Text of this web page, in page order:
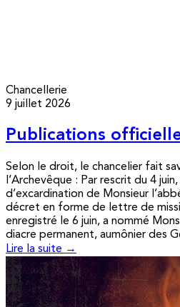
Chancellerie
9 juillet 2026
Publications
Selon le droit, le chancelier fait
l’Archevêque : Par rescrit du 4
d’excardination de Monsieur
décret en forme de lettre de
enregistré le 6 juin, a nommé
diacre permanent, aumônier des
Lire la suite →